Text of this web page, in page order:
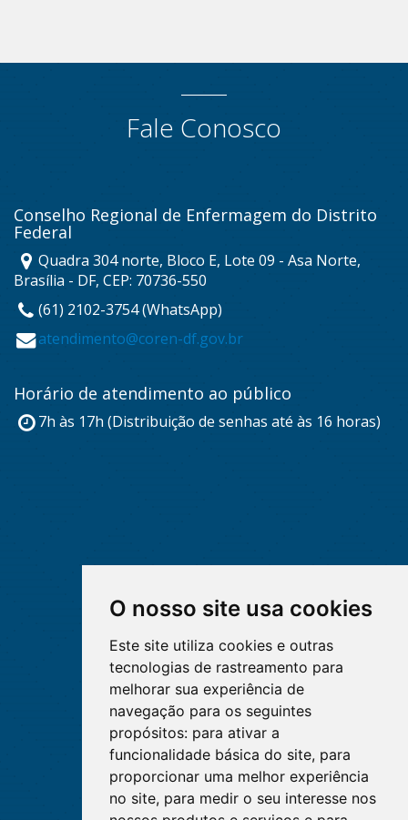
O nosso site usa cookies
Este site utiliza cookies e outras
tecnologias de rastreamento para
melhorar sua experiência de
navegação para os seguintes
propósitos: para ativar a
funcionalidade básica do site, para
proporcionar uma melhor experiência
no site, para medir o seu interesse nos
Fale Conosco
Conselho Regional de Enfermagem do Distrito
Federal
Quadra 304 norte, Bloco E, Lote 09 - Asa Norte,
Brasília - DF, CEP: 70736-550
(61) 2102-3754 (WhatsApp)
atendimento@coren-df.gov.br
Horário de atendimento ao público
7h às 17h (Distribuição de senhas até às 16 horas)